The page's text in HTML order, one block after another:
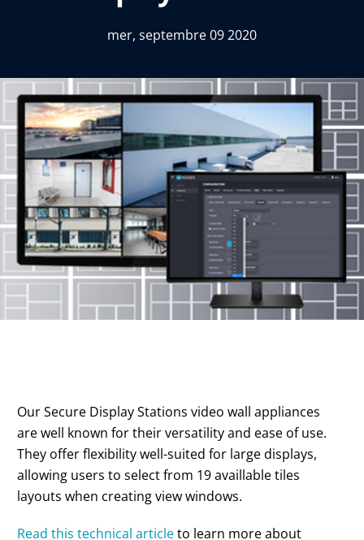
mer, septembre 09 2020
Our Secure Display Stations video wall appliances
are well known for their versatility and ease of use.
They offer flexibility well-suited for large displays,
allowing users to select from 19 availlable tiles
layouts when creating view windows.
Read this technical articleto learn more about